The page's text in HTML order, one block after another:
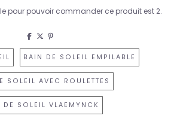
pour pouvoir commander ce produit est 2.
BAIN DE SOLEIL EMPILABLE
SOLEIL AVEC ROULETTES
DE SOLEIL VLAEMYNCK